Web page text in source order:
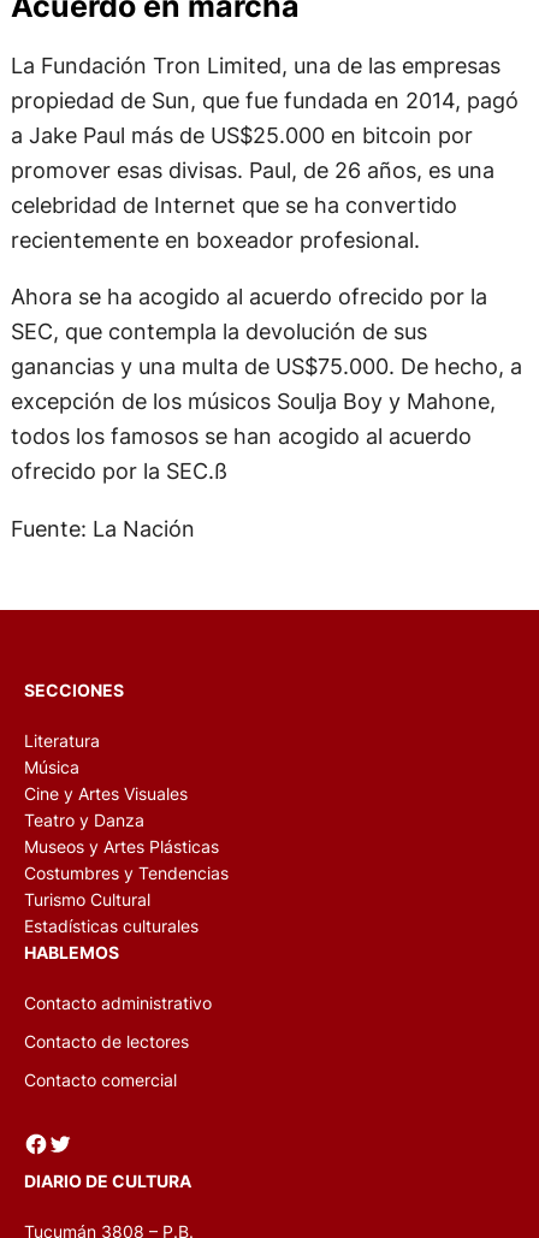
La Fundación Tron Limited, una de las empresas
propiedad de Sun, que fue fundada en 2014, pagó
a Jake Paul más de US$25.000 en bitcoin por
promover esas divisas. Paul, de 26 años, es una
celebridad de Internet que se ha convertido
recientemente en boxeador profesional.
Ahora se ha acogido al acuerdo ofrecido por la
SEC, que contempla la devolución de sus
ganancias y una multa de US$75.000. De hecho, a
excepción de los músicos Soulja Boy y Mahone,
todos los famosos se han acogido al acuerdo
ofrecido por la SEC.ß
Fuente: La Nación
SECCIONES
Literatura
Música
Cine y Artes Visuales
Teatro y Danza
Museos y Artes Plásticas
Costumbres y Tendencias
Turismo Cultural
Estadísticas culturales
HABLEMOS
Contacto administrativo
Contacto de lectores
Contacto comercial
Facebook Twitter
DIARIO DE CULTURA
Tucumán 3808 – P.B.